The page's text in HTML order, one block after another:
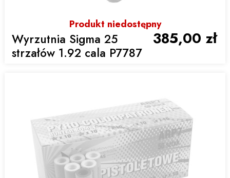
Produkt niedostępny
Wyrzutnia Sigma 25
strzałów 1.92 cala P7787
385,00 zł